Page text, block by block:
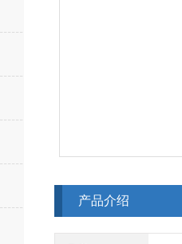
产品介绍